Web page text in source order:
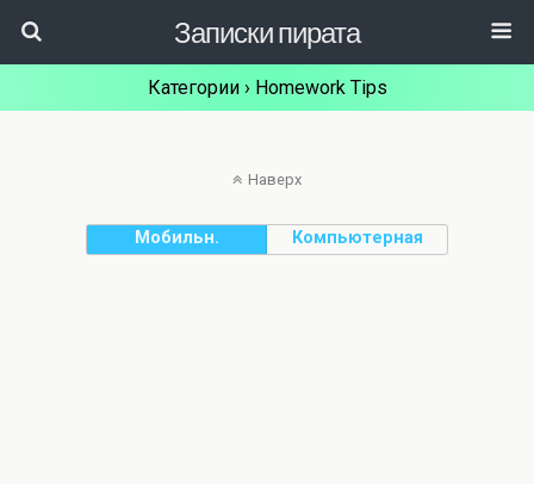
Записки пирата
Категории › Homework Tips
Наверх
Мобильн. Компьютерная